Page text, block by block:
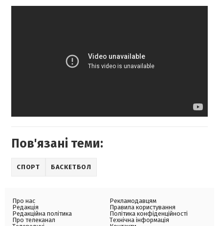
Пов'язані теми:
СПОРТ БАСКЕТБОЛ
Про нас
Редакція
Редакційна політика
Про телеканал
Рекламодавцям
Правила користування
Політика конфіденційності
Технічна інформація